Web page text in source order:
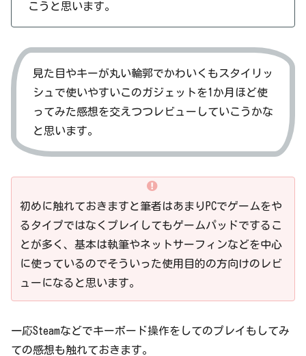
こうと思います。
見た目やキーが丸い輪郭でかわいくもスタイリッ
シュで使いやすいこのガジェットを1か月ほど使
ってみた感想を交えつつレビューしていこうかな
と思います。
初めに触れておきますと筆者はあまりPCでゲームをや
るタイプではなくプレイしてもゲームパッドでするこ
とが多く、基本は執筆やネットサーフィンなどを中心
に使っているのでそういった使用目的の方向けのレビ
ューになると思います。
一応Steamなどでキーボード操作をしてのプレイもしてみ
ての感想も触れておきます。